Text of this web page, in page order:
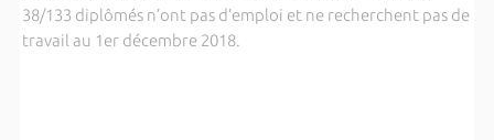
38/133 diplômés n’ont pas d’emploi et ne recherchent pas de
travail au 1er décembre 2018.